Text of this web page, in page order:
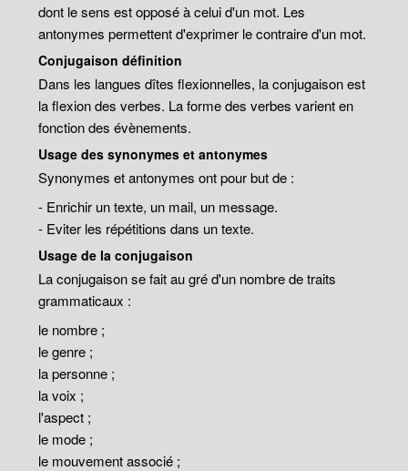
dont le sens est opposé à celui d'un mot. Les
antonymes permettent d'exprimer le contraire d'un mot.
Conjugaison définition
Dans les langues dîtes flexionnelles, la conjugaison est
la flexion des verbes. La forme des verbes varient en
fonction des évènements.
Usage des synonymes et antonymes
Synonymes et antonymes ont pour but de :
- Enrichir un texte, un mail, un message.
- Eviter les répétitions dans un texte.
Usage de la conjugaison
La conjugaison se fait au gré d'un nombre de traits
grammaticaux :
le nombre ;
le genre ;
la personne ;
la voix ;
l'aspect ;
le mode ;
le mouvement associé ;